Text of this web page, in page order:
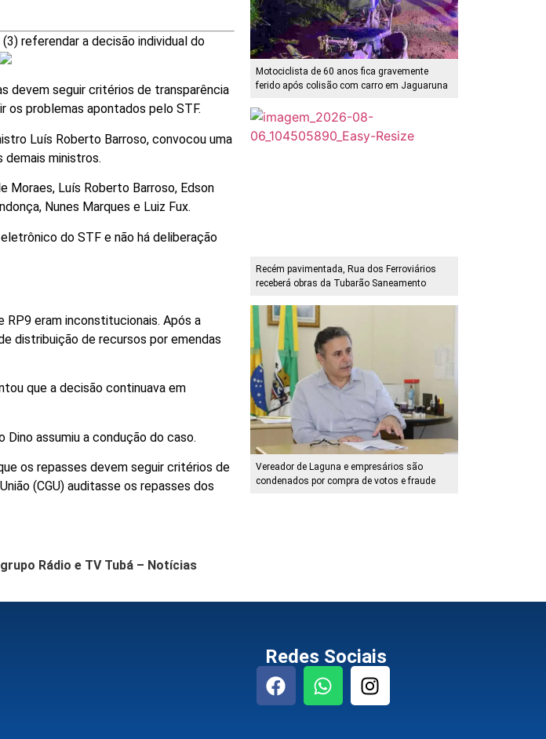
referendar a decisão individual do
devem seguir critérios de transparência
os problemas apontados pelo STF.
Luís Roberto Barroso, convocou uma
demais ministros.
Moraes, Luís Roberto Barroso, Edson
Nunes Marques e Luiz Fux.
do STF e não há deliberação
RP9 eram inconstitucionais. Após a
distribuição de recursos por emendas
que a decisão continuava em
Dino assumiu a condução do caso.
os repasses devem seguir critérios de
(CGU) auditasse os repasses dos
Rádio e TV Tubá – Notícias
Motociclista de 60 anos fica gravemente
ferido após colisão com carro em Jaguaruna
Recém pavimentada, Rua dos Ferroviários
receberá obras da Tubarão Saneamento
Vereador de Laguna e empresários são
condenados por compra de votos e fraude
Redes Sociais